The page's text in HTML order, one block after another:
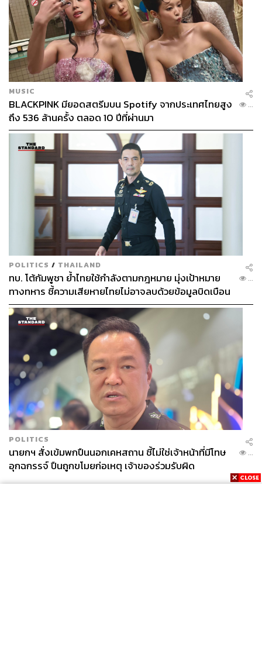
MUSIC
BLACKPINK มียอดสตรีมบน Spotify จากประเทศไทยสูง
ถึง 536 ล้านครั้ง ตลอด 10 ปีที่ผ่านมา
...
POLITICS / THAILAND
ทบ. โต้กัมพูชา ย้ำไทยใช้กำลังตามกฎหมาย มุ่งเป้าหมาย
ทางทหาร ชี้ความเสียหายไทยไม่อาจลบด้วยข้อมูลบิดเบือน
...
POLITICS
นายกฯ สั่งเข้มพกปืนนอกเคหสถาน ชี้ไม่ใช่เจ้าหน้าที่มีโทษ
อุกฉกรรจ์ ปืนถูกขโมยก่อเหตุ เจ้าของร่วมรับผิด
...